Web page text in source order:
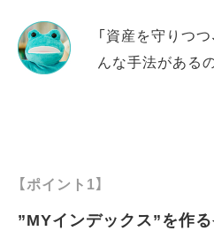
「資産を守りつ
んな手法がある
【ポイント1】
”MYインデックス”を作る